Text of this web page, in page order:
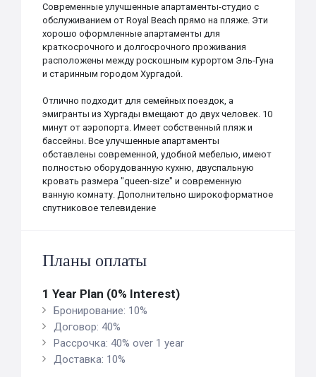
Современные улучшенные апартаменты-студио с
обслуживанием от Royal Beach прямо на пляже. Эти
хорошо оформленные апартаменты для
краткосрочного и долгосрочного проживания
расположены между роскошным курортом Эль-Гуна
и старинным городом Хургадой.
Отлично подходит для семейных поездок, а
эмигранты из Хургады вмещают до двух человек. 10
минут от аэропорта. Имеет собственный пляж и
бассейны. Все улучшенные апартаменты
обставлены современной, удобной мебелью, имеют
полностью оборудованную кухню, двуспальную
кровать размера "queen-size" и современную
ванную комнату. Дополнительно широкоформатное
спутниковое телевидение
Планы оплаты
1 Year Plan (0% Interest)
Бронирование: 10%
Договор: 40%
Рассрочка: 40% over 1 year
Доставка: 10%